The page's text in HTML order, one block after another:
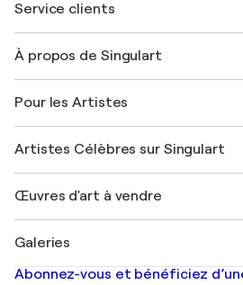
Service clients
Expédition
Offrir une carte cadeau
Rejoignez notre programme
Mon compte
+33 1 76 44 06 42
À propos de Singulart
FAQ
Magazine Singulart
Emplois
Découvrez une sélection d'art
Pour les Artistes
Se connecter en tant qu'Artiste
Artistes Célèbres sur Singulart
Marc Chagall
Banksy
Mr. Brainwash
Œuvres d'art à vendre
Tableaux abstraits à vendre
Peintures de paysage
Galeries
Galeries d'art en France
Abonnez-vous et bénéficiez